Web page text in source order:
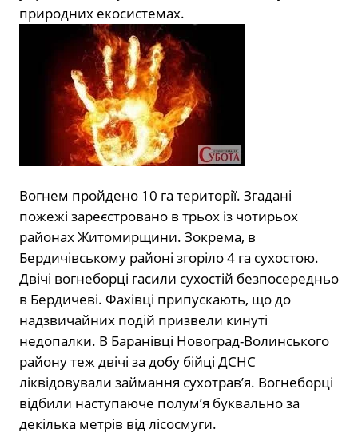
природних екосистемах.
Вогнем пройдено 10 га території. Згадані
пожежі зареєстровано в трьох із чотирьох
районах Житомирщини. Зокрема, в
Бердичівському районі згоріло 4 га сухостою.
Двічі вогнеборці гасили сухостій безпосередньо
в Бердичеві. Фахівці припускають, що до
надзвичайних подій призвели кинуті
недопалки. В Баранівці Новоград-Волинського
району теж двічі за добу бійці ДСНС
ліквідовували займання сухотрав’я. Вогнеборці
відбили наступаюче полум’я буквально за
декілька метрів від лісосмуги.